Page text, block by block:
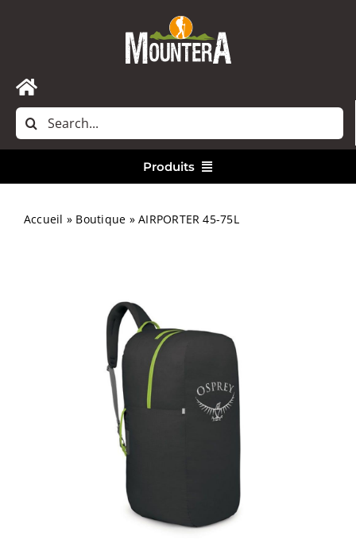
Toggle
Navigation
Accueil
Rechercher:
Produits
Escalade / Alpinisme
Accueil » Boutique »AIRPORTER 45-75L